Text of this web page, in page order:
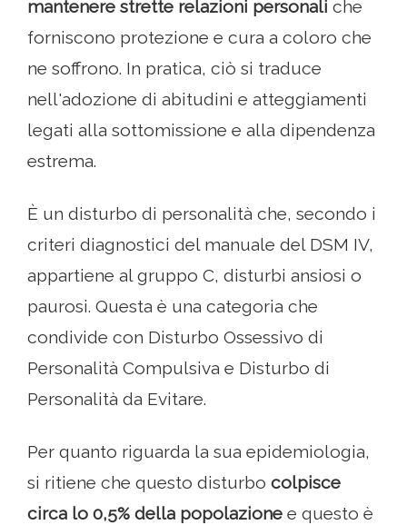
mantenere strette relazioni personali che
forniscono protezione e cura a coloro che
ne soffrono. In pratica, ciò si traduce
nell'adozione di abitudini e atteggiamenti
legati alla sottomissione e alla dipendenza
estrema.
È un disturbo di personalità che, secondo i
criteri diagnostici del manuale del DSM IV,
appartiene al gruppo C, disturbi ansiosi o
paurosi. Questa è una categoria che
condivide con Disturbo Ossessivo di
Personalità Compulsiva e Disturbo di
Personalità da Evitare.
Per quanto riguarda la sua epidemiologia,
si ritiene che questo disturbo colpisce
circa lo 0,5% della popolazione e questo è